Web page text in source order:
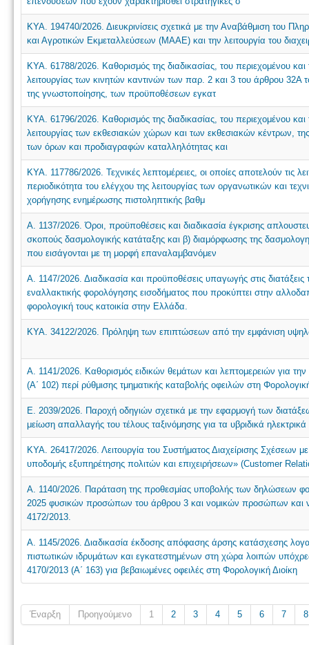
ΚΥΑ. 194740/2026. Διευκρινίσεις σχετικά με την Αναβάθμιση του
και Αγροτικών Εκμεταλλεύσεων (ΜΑΑΕ) και την λειτουργία του
ΚΥΑ. 61788/2026. Καθορισμός της διαδικασίας, του περιεχομένου
λειτουργίας των κινητών καντινών των παρ. 2 και 3 του άρθρου 32Α
της γνωστοποίησης, των προϋποθέσεων εγκατ
ΚΥΑ. 61796/2026. Καθορισμός της διαδικασίας, του περιεχομένου
λειτουργίας των εκθεσιακών χώρων και των εκθεσιακών κέντρων,
των όρων και προδιαγραφών καταλληλότητας και
ΚΥΑ. 117786/2026. Τεχνικές λεπτομέρειες, οι οποίες αποτελούν τις
περιοδικότητα του ελέγχου της λειτουργίας των οργανωτικών και
χορήγησης ενημέρωσης πιστοληπτικής βαθμ
Α. 1137/2026. Όροι, προϋποθέσεις και διαδικασία έγκρισης
σκοπούς δασμολογικής κατάταξης και β) διαμόρφωσης της
που εισάγονται με τη μορφή επαναλαμβανόμεν
Α. 1147/2026. Διαδικασία και προϋποθέσεις υπαγωγής στις
εναλλακτικής φορολόγησης εισοδήματος που προκύπτει στην
φορολογική τους κατοικία στην Ελλάδα.
ΚΥΑ. 34122/2026. Πρόληψη των επιπτώσεων από την εμφάνιση
Α. 1141/2026. Καθορισμός ειδικών θεμάτων και λεπτομερειών για
(Α΄ 102) περί ρύθμισης τμηματικής καταβολής οφειλών στη
Ε. 2039/2026. Παροχή οδηγιών σχετικά με την εφαρμογή των
μείωση απαλλαγής του τέλους ταξινόμησης για τα υβριδικά ηλεκτρικά
ΚΥΑ. 26417/2026. Λειτουργία του Συστήματος Διαχείρισης Σχέσεων
υποδομής εξυπηρέτησης πολιτών και επιχειρήσεων» (Customer
Α. 1140/2026. Παράταση της προθεσμίας υποβολής των δηλώσεων
2025 φυσικών προσώπων του άρθρου 3 και νομικών προσώπων και
4172/2013.
Α. 1145/2026. Διαδικασία έκδοσης απόφασης άρσης κατάσχεσης
πιστωτικών ιδρυμάτων και εγκατεστημένων στη χώρα λοιπών
4170/2013 (Α΄ 163) για βεβαιωμένες οφειλές στη Φορολογική Διοίκη
Έναρξη Προηγούμενο 1 2 3 4 5 6 7 8